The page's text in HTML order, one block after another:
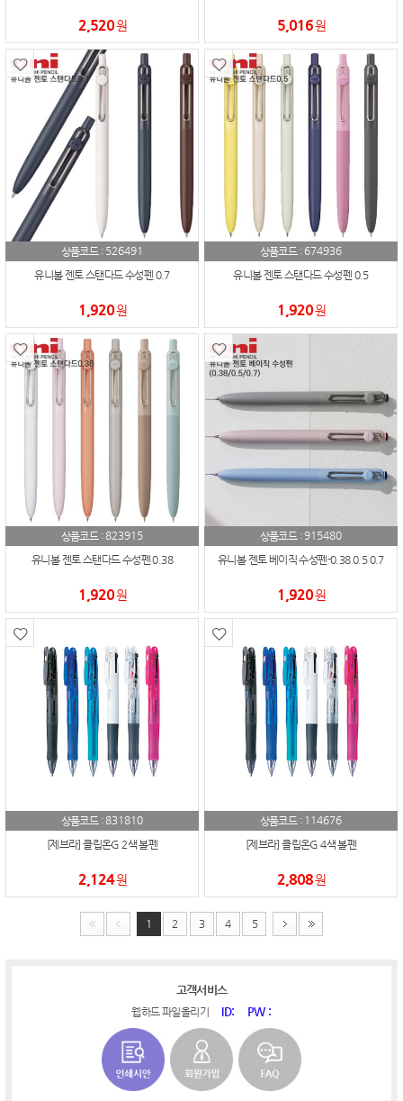
2,520원 5,016원
상품코드 : 526491
유니볼 젠토 스탠다드 수성펜 0.7
1,920원
상품코드 : 674936
유니볼 젠토 스탠다드 수성펜 0.5
1,920원
상품코드 :823915
유니볼 젠토 스탠다드 수성펜 0.38
1,920원
상품코드 :915480
유니볼 젠토 베이직 수성펜-0.38 0.5 0.7
1,920원
상품코드 :831810
[제브라] 클립온G 2색 볼펜
2,124원
상품코드 : 114676
[제브라] 클립온G 4색 볼펜
2,808원
1 2 3 4 5
고객서비스
웹하드 파일올리기 ID: PW :